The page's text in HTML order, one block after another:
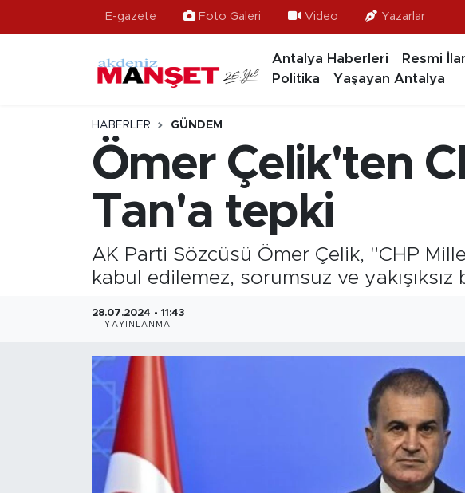
E-gazete Foto Galeri Video Yazarlar
Antalya Haberleri Resmi
Politika
Yaşayan Antalya
HABERLER GÜNDEM
Ömer Çelik'ten
Tan'a tepki
AK Parti Sözcüsü Ömer Çelik, "CHP
kabul edilemez, sorumsuz ve
28.07.2024 - 11:43
YAYINLANMA
Ekonomi
Gündem
Magazin
Özel Haber
Hava Durumu
Süper Lig Puan Durumu ve Fikstür
Tüm Manşetler
Son Dakika Haberleri
Haber Arşivi